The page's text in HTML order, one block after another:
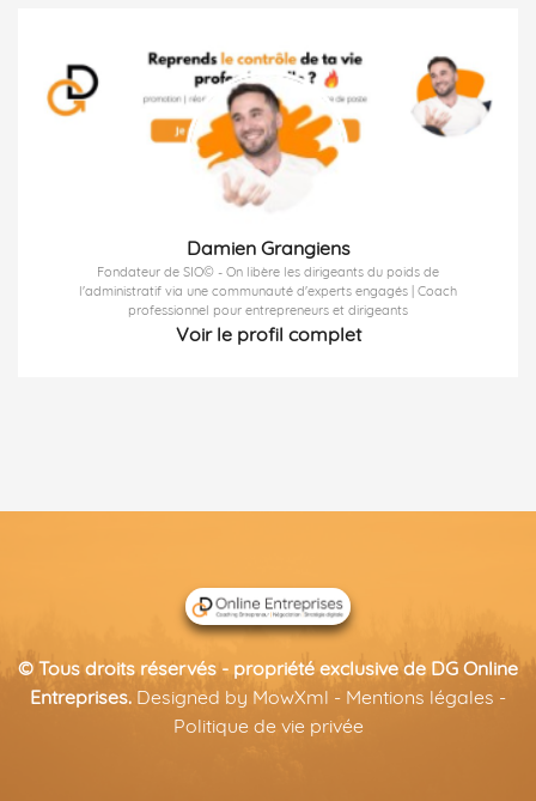
Damien Grangiens
Fondateur de SIO© - On libère les dirigeants du poids de
l'administratif via une communauté d'experts engagés | Coach
professionnel pour entrepreneurs et dirigeants
Voir le profil complet
© Tous droits réservés - propriété exclusive de DG Online
Entreprises. Designed by MowXml - Mentions légales -
Politique de vie privée